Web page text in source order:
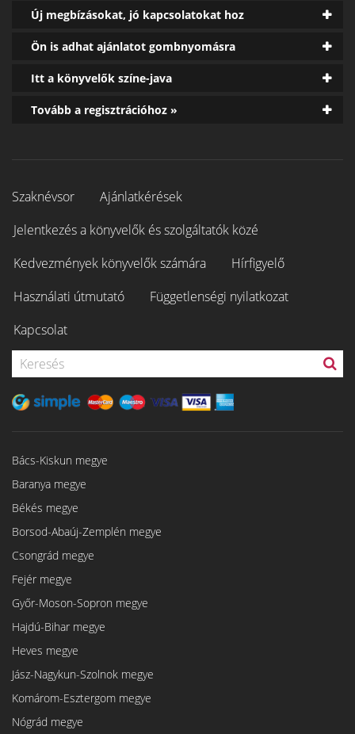
Új megbízásokat, jó kapcsolatokat hoz
Ön is adhat ajánlatot gombnyomásra
Itt a könyvelők színe-java
Tovább a regisztrációhoz »
Szaknévsor
Ajánlatkérések
Jelentkezés a könyvelők és szolgáltatók közé
Kedvezmények könyvelők számára
Hírfigyelő
Használati útmutató
Függetlenségi nyilatkozat
Kapcsolat
Bács-Kiskun megye
Baranya megye
Békés megye
Borsod-Abaúj-Zemplén megye
Csongrád megye
Fejér megye
Győr-Moson-Sopron megye
Hajdú-Bihar megye
Heves megye
Jász-Nagykun-Szolnok megye
Komárom-Esztergom megye
Nógrád megye